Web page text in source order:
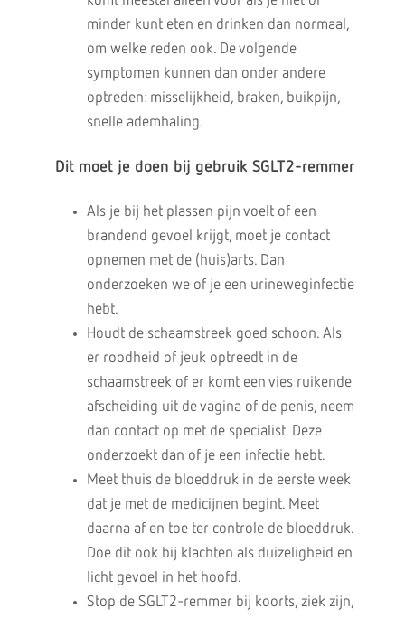
minder kunt eten en drinken dan normaal,
om welke reden ook. De volgende
symptomen kunnen dan onder andere
optreden: misselijkheid, braken, buikpijn,
snelle ademhaling.
Dit moet je doen bij gebruik SGLT2-remmer
Als je bij het plassen pijn voelt of een
brandend gevoel krijgt, moet je contact
opnemen met de (huis)arts. Dan
onderzoeken we of je een urineweginfectie
hebt.
Houdt de schaamstreek goed schoon. Als
er roodheid of jeuk optreedt in de
schaamstreek of er komt een vies ruikende
afscheiding uit de vagina of de penis, neem
dan contact op met de specialist. Deze
onderzoekt dan of je een infectie hebt.
Meet thuis de bloeddruk in de eerste week
dat je met de medicijnen begint. Meet
daarna af en toe ter controle de bloeddruk.
Doe dit ook bij klachten als duizeligheid en
licht gevoel in het hoofd.
Stop de SGLT2-remmer bij koorts, ziek zijn,